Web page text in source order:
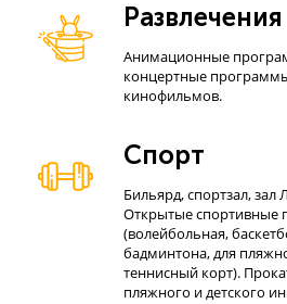
Развлечения
Анимационные
концертные
кинофильмов.
Спорт
Бильярд, спортзал,
Открытые спортивные
(волейбольная,
бадминтона, для
теннисный корт).
пляжного и детского